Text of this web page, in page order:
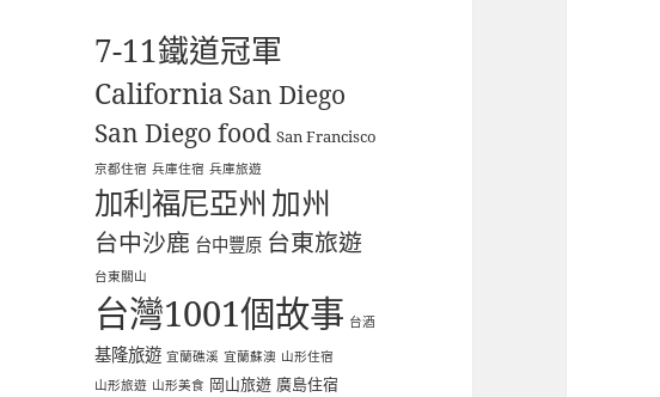
7-11鐵道冠軍
California San Diego
San Diego food San Francisco
京都住宿 兵庫住宿 兵庫旅遊
加利福尼亞州 加州
台中沙鹿 台中豐原 台東旅遊
台東關山
台灣1001個故事 台酒
基隆旅遊 宜蘭礁溪 宜蘭蘇澳 山形住宿
山形旅遊 山形美食 岡山旅遊 廣島住宿